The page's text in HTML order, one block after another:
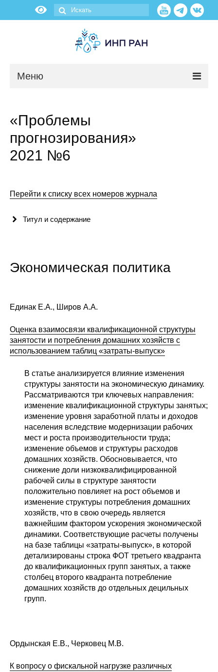
Меню
О нас
Об институте
Администрация
Сотрудники
Противодействие коррупции
Научная жизнь
Проблемы прогнозирования
О журнале
Номера журналов
Редакционная этика
Информация для авторов
Общие требования
Стандарты оформления
Научные труды
О журнале
Выпуски
«Проблемы
прогнозирования»
2021 №6
Перейти к списку всех номеров журнала
Титул и содержание
Экономическая политика
Единак Е.А., Широв А.А.
Оценка взаимосвязи квалификационной структуры
занятости и потребления домашних хозяйств с
использованием таблиц «затраты-выпуск»
В статье анализируется влияние изменения
структуры занятости на экономическую динамику.
Рассматриваются три ключевых направления:
изменение квалификационной структуры занятых;
изменение уровня заработной платы и доходов
населения вследствие модернизации рабочих
мест и роста производительности труда;
изменение объемов и структуры расходов
домашних хозяйств. Обосновывается, что
снижение доли низкоквалифицированной
рабочей силы в структуре занятости
положительно повлияет на рост объемов и
изменение структуры потребления домашних
хозяйств, что в свою очередь является
важнейшим фактором ускорения экономической
динамики. Соответствующие расчеты получены
на базе таблицы «затраты-выпуск», в которой
детализированы строка ФОТ третьего квадранта
до квалификационных групп занятых, а также
столбец второго квадранта потребление
домашних хозяйств до отдельных децильных
групп.
Ордынская Е.В., Черковец М.В.
К вопросу о фискальной нагрузке различных